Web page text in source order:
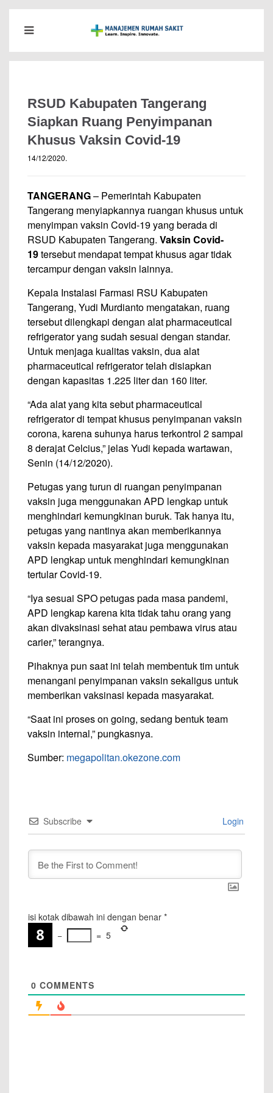
RSUD Kabupaten Tangerang
Siapkan Ruang Penyimpanan
Khusus Vaksin Covid-19
14/12/2020.
TANGERANG– Pemerintah Kabupaten
Tangerang menyiapkannya ruangan khusus untuk
menyimpan vaksin Covid-19 yang berada di
RSUD Kabupaten Tangerang. Vaksin Covid-
19tersebut mendapat tempat khusus agar tidak
tercampur dengan vaksin lainnya.
Kepala Instalasi Farmasi RSU Kabupaten
Tangerang, Yudi Murdianto mengatakan, ruang
tersebut dilengkapi dengan alat pharmaceutical
refrigerator yang sudah sesuai dengan standar.
Untuk menjaga kualitas vaksin, dua alat
pharmaceutical refrigerator telah disiapkan
dengan kapasitas 1.225 liter dan 160 liter.
“Ada alat yang kita sebut pharmaceutical
refrigerator di tempat khusus penyimpanan vaksin
corona, karena suhunya harus terkontrol 2 sampai
8 derajat Celcius,” jelas Yudi kepada wartawan,
Senin (14/12/2020).
Petugas yang turun di ruangan penyimpanan
vaksin juga menggunakan APD lengkap untuk
menghindari kemungkinan buruk. Tak hanya itu,
petugas yang nantinya akan memberikannya
vaksin kepada masyarakat juga menggunakan
APD lengkap untuk menghindari kemungkinan
tertular Covid-19.
“Iya sesuai SPO petugas pada masa pandemi,
APD lengkap karena kita tidak tahu orang yang
akan divaksinasi sehat atau pembawa virus atau
carier,” terangnya.
Pihaknya pun saat ini telah membentuk tim untuk
menangani penyimpanan vaksin sekaligus untuk
memberikan vaksinasi kepada masyarakat.
“Saat ini proses on going, sedang bentuk team
vaksin internal,” pungkasnya.
Sumber: megapolitan.okezone.com
Subscribe Login
isi kotak dibawah ini dengan benar *
−
= 5
0 COMMENTS